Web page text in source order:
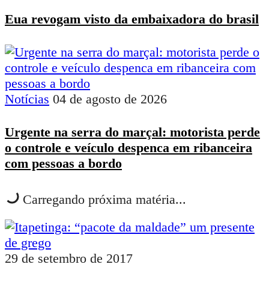
Eua revogam visto da embaixadora do brasil
Notícias 04 de agosto de 2026
Urgente na serra do marçal: motorista perde
o controle e veículo despenca em ribanceira
com pessoas a bordo
Carregando próxima matéria...
29 de setembro de 2017